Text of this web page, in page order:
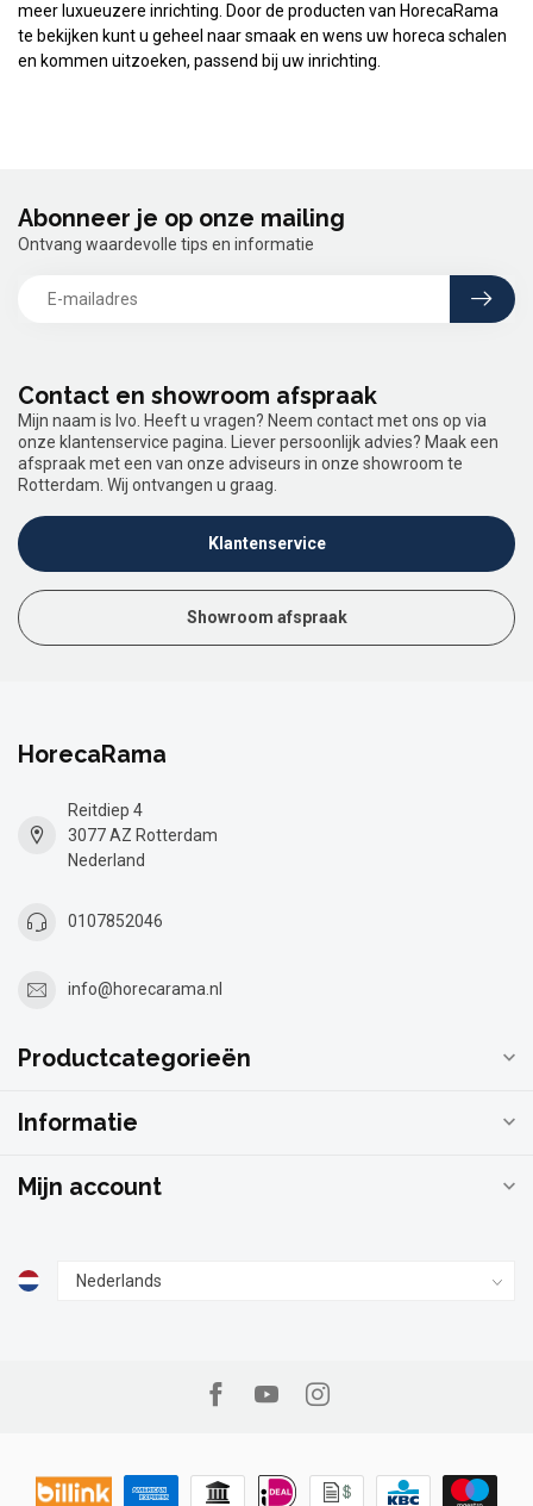
meer luxueuzere inrichting. Door de producten van HorecaRama
te bekijken kunt u geheel naar smaak en wens uw horeca schalen
en kommen uitzoeken, passend bij uw inrichting.
Contact en showroom afspraak
Mijn naam is Ivo. Heeft u vragen? Neem contact met ons op via
onze klantenservice pagina. Liever persoonlijk advies? Maak een
afspraak met een van onze adviseurs in onze showroom te
Rotterdam. Wij ontvangen u graag.
Klantenservice
Showroom afspraak
Abonneer je op onze mailing
Ontvang waardevolle tips en informatie
HorecaRama
Reitdiep 4
3077 AZ Rotterdam
Nederland
0107852046
info@horecarama.nl
Productcategorieën
Informatie
Mijn account